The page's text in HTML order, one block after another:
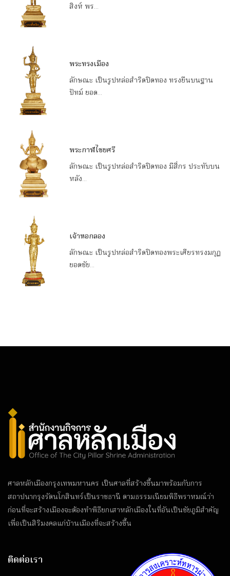
สิงห์ พร...
พระทรงเมือง
ลักษณะ เป็นรูปหล่อสำริดปิดทอง ทรงยืนบนฐาน
ปัทม์ ยอด...
พระกาฬไชยศรี
ลักษณะ เป็นรูปหล่อสำริดปิดทอง มีสี่กร ประทับบน
หลัง...
เจ้าหอกลอง
ลักษณะ เป็นรูปหล่อสำริดปิดทองพระเศียรทรงมกุฏ
ยอดชัย...
ศาลหลักเมืองกรุงเทพมหานคร เป็นศาลที่สร้างขึ้นมาพร้อมกับการ
สถาปนากรุงรัตนโกสินทร์เป็นราชธานี ตามธรรมเนียมพิธีพราหมณ์ว่า
ก่อนที่จะสร้างเมืองจะต้องทำพิธียกเสาหลักเมืองในที่อันเป็นชัยภูมิสำคัญ
เพื่อเป็นสิริมงคลแก่บ้านเมืองที่จะสร้างขึ้น
ติดต่อเรา